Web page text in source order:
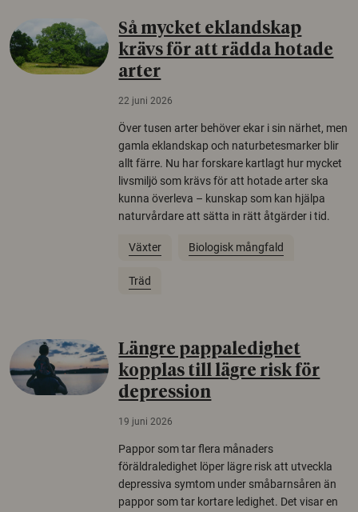
Så mycket eklandskap
krävs för att rädda hotade
arter
22 juni 2026
Över tusen arter behöver ekar i sin närhet, men
gamla eklandskap och naturbetesmarker blir
allt färre. Nu har forskare kartlagt hur mycket
livsmiljö som krävs för att hotade arter ska
kunna överleva – kunskap som kan hjälpa
naturvårdare att sätta in rätt åtgärder i tid.
Växter Biologisk mångfald
Träd
Längre pappaledighet
kopplas till lägre risk för
depression
19 juni 2026
Pappor som tar flera månaders
föräldraledighet löper lägre risk att utveckla
depressiva symtom under småbarnsåren än
pappor som tar kortare ledighet. Det visar en